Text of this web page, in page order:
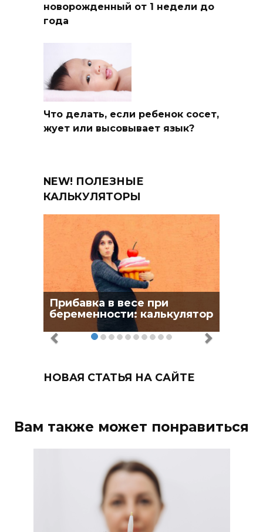
новорожденный от 1 недели до
года
Что делать, если ребенок сосет,
жует или высовывает язык?
NEW! ПОЛЕЗНЫЕ
КАЛЬКУЛЯТОРЫ
Прибавка в весе при
беременности: калькулятор
НОВАЯ СТАТЬЯ НА САЙТЕ
Вам также может понравиться